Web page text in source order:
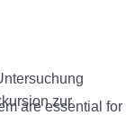
zur
are essential for